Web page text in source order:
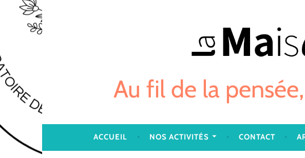
to
content
Au fil de la
ACCUEIL NOS ACTIVITÉS CONTACT